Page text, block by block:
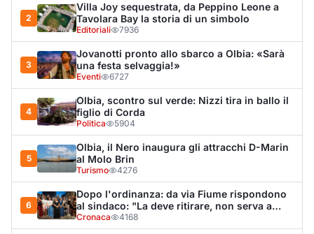
2
Villa Joy sequestrata, da Peppino Leone a
Tavolara Bay la storia di un simbolo
Editoriali 7936
3
Jovanotti pronto allo sbarco a Olbia: «Sarà
una festa selvaggia!»
Eventi 6727
4
Olbia, scontro sul verde: Nizzi tira in ballo il
figlio di Corda
Politica 5904
5
Olbia, il Nero inaugura gli attracchi D-Marin
al Molo Brin
Turismo 4276
6
Dopo l'ordinanza: da via Fiume rispondono
al sindaco: "La deve ritirare, non serva a
nulla"
Cronaca 4168